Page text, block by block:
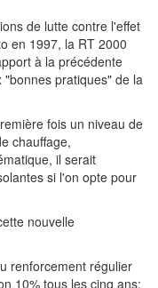
de lutte contre l'effet
en 1997, la RT 2000
à la précédente
pratiques" de la
fois un niveau de
chauffage,
il serait
si l'on opte pour
nouvelle
renforcement régulier
10% tous les cinq ans;